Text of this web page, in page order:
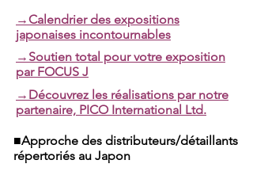
→Calendrier des expositions
japonaises incontournables
→Soutien total pour votre exposition
par FOCUS J
→Découvrez les réalisations par notre
partenaire, PICO International Ltd.
■Approche des distributeurs/détaillants
répertoriés au Japon